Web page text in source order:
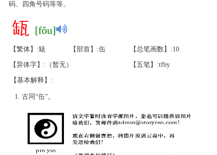
码、四角号码等等。
缻 [fǒu]
【繁体】:缻 【部首】:缶 【总笔画数】:10
【异体字】:（暂无） 【五笔】:tfby
【基本解释】:
古同“缶”。